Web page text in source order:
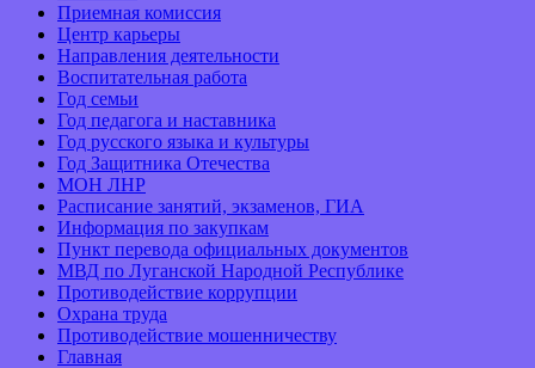
Приемная комиссия
Центр карьеры
Направления деятельности
Воспитательная работа
Год семьи
Год педагога и наставника
Год русского языка и культуры
Год Защитника Отечества
МОН ЛНР
Расписание занятий, экзаменов, ГИА
Информация по закупкам
Пункт перевода официальных документов
МВД по Луганской Народной Республике
Противодействие коррупции
Охрана труда
Противодействие мошенничеству
Главная